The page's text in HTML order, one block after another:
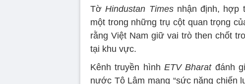
TờHindustan Timesnhận định, hợp
một trong những trụ cột quan trọng
rằng Việt Nam giữ vai trò then chốt
tại khu vực.
Kênh truyền hình ETV Bharatđánh
nước Tô Lâm mang “sức nặng chiến